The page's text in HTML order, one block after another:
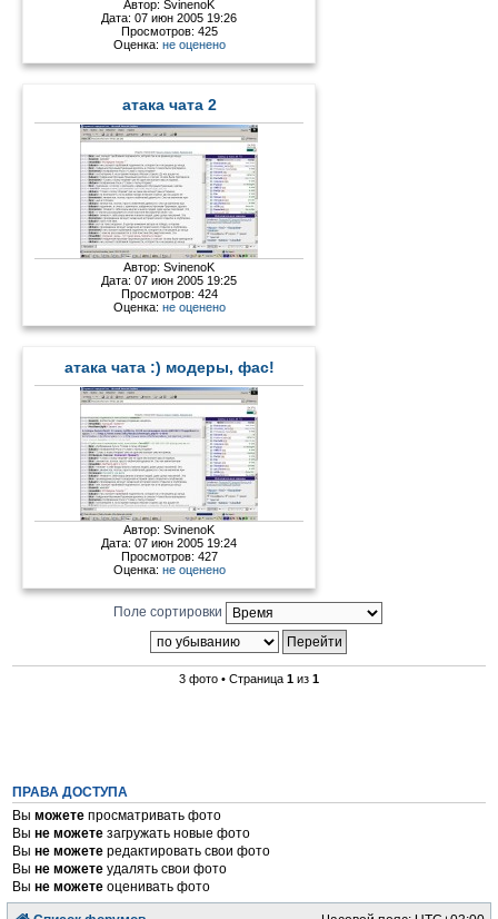
Автор:SvinenoK
Дата: 07 июн 2005 19:26
Просмотров: 425
Оценка: не оценено
атака чата 2
Автор:SvinenoK
Дата: 07 июн 2005 19:25
Просмотров: 424
Оценка: не оценено
атака чата :) модеры, фас!
Автор:SvinenoK
Дата: 07 июн 2005 19:24
Просмотров: 427
Оценка: не оценено
Поле сортировки
3 фото • Страница 1 из 1
ПРАВА ДОСТУПА
Выможете просматривать фото
Выне можете загружать новые фото
Выне можете редактировать свои фото
Выне можете удалять свои фото
Выне можете оценивать фото